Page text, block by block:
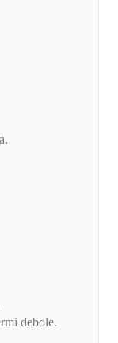
debole.